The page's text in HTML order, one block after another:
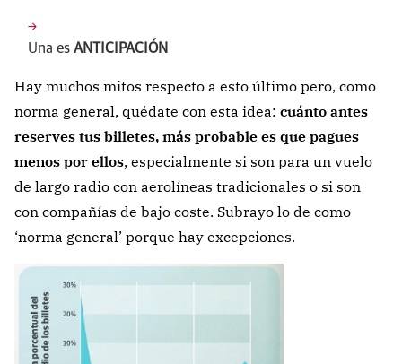
Una es ANTICIPACIÓN
Hay muchos mitos respecto a esto último pero, como
norma general, quédate con esta idea: cuánto antes
reserves tus billetes, más probable es que pagues
menos por ellos, especialmente si son para un vuelo
de largo radio con aerolíneas tradicionales o si son
con compañías de bajo coste. Subrayo lo de como
‘norma general’ porque hay excepciones.